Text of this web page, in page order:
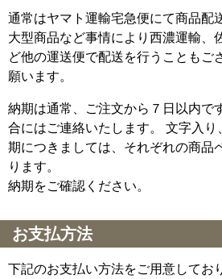
通常はヤマト運輸宅急便にて商品配
大型商品など事情により西濃運輸、
ど他の運送便で配送を行うこともご
願います。
納期は通常、ご注文から７日以内で
合にはご連絡いたします。 文字入り
期につきましては、それぞれの商品
ります。
納期をご確認ください。
お支払方法
下記のお支払い方法をご用意してお